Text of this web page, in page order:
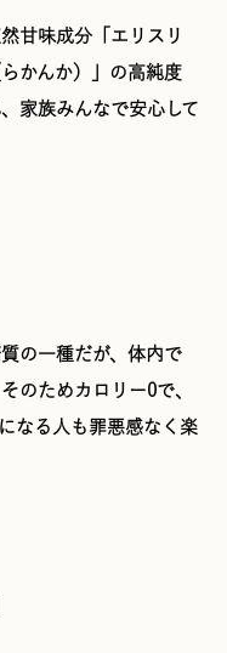
甘味成分「エリスリ
かんか）」の高純度
家族みんなで安心して
の一種だが、体内で
のためカロリー0で、
なる人も罪悪感なく楽